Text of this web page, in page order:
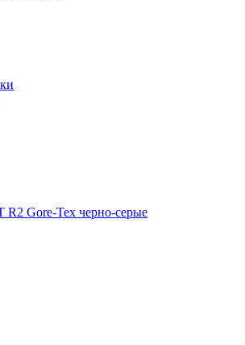
R2 Gore-Tex черно-серые